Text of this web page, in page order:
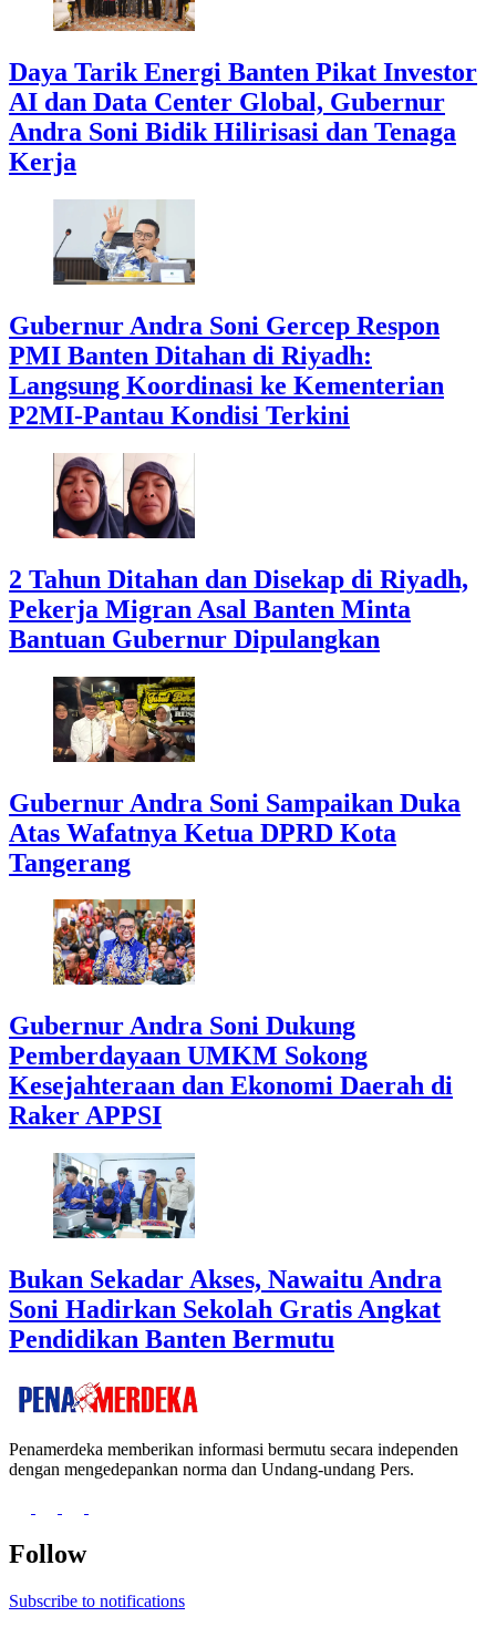
Daya Tarik Energi Banten Pikat Investor
AI dan Data Center Global, Gubernur
Andra Soni Bidik Hilirisasi dan Tenaga
Kerja
Gubernur Andra Soni Gercep Respon
PMI Banten Ditahan di Riyadh:
Langsung Koordinasi ke Kementerian
P2MI-Pantau Kondisi Terkini
2 Tahun Ditahan dan Disekap di Riyadh,
Pekerja Migran Asal Banten Minta
Bantuan Gubernur Dipulangkan
Gubernur Andra Soni Sampaikan Duka
Atas Wafatnya Ketua DPRD Kota
Tangerang
Gubernur Andra Soni Dukung
Pemberdayaan UMKM Sokong
Kesejahteraan dan Ekonomi Daerah di
Raker APPSI
Bukan Sekadar Akses, Nawaitu Andra
Soni Hadirkan Sekolah Gratis Angkat
Pendidikan Banten Bermutu
Penamerdeka memberikan informasi bermutu secara independen
dengan mengedepankan norma dan Undang-undang Pers.
Follow
Subscribe to notifications